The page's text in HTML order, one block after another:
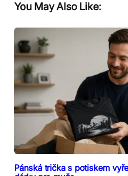
You May Also Like:
Pánská trička s potiskem